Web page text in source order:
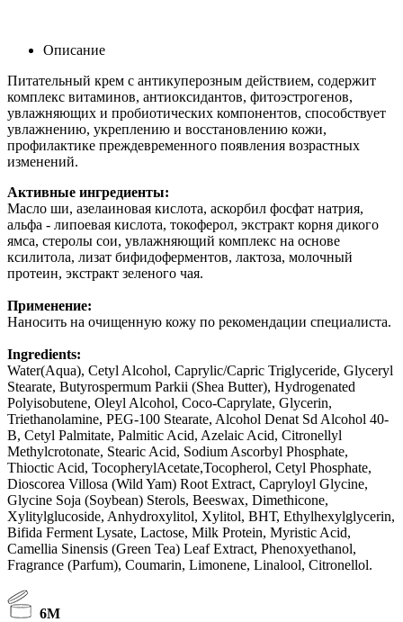
Описание
Питательный крем с антикуперозным действием, содержит
комплекс витаминов, антиоксидантов, фитоэстрогенов,
увлажняющих и пробиотических компонентов, способствует
увлажнению, укреплению и восстановлению кожи,
профилактике преждевременного появления возрастных
изменений.
Активные ингредиенты:
Масло ши, азелаиновая кислота, аскорбил фосфат натрия,
альфа - липоевая кислота, токоферол, экстракт корня дикого
ямса, стеролы сои, увлажняющий комплекс на основе
ксилитола, лизат бифидоферментов, лактоза, молочный
протеин, экстракт зеленого чая.
Применение:
Наносить на очищенную кожу по рекомендации специалиста.
Ingredients:
Water(Aqua), Cetyl Alcohol, Caprylic/Capric Triglyceride, Glyceryl
Stearate, Butyrospermum Parkii (Shea Butter), Hydrogenated
Polyisobutene, Oleyl Alcohol, Coco-Caprylate, Glycerin,
Triethanolamine, PEG-100 Stearate, Alcohol Denat Sd Alcohol 40-
B, Cetyl Palmitate, Palmitic Acid, Azelaic Acid, Citronellyl
Methylcrotonate, Stearic Acid, Sodium Ascorbyl Phosphate,
Thioctic Acid, TocopherylAcetate,Tocopherol, Cetyl Phosphate,
Dioscorea Villosa (Wild Yam) Root Extract, Capryloyl Glycine,
Glycine Soja (Soybean) Sterols, Beeswax, Dimethicone,
Xylitylglucoside, Anhydroxylitol, Xylitol, ВНТ, Ethylhexylglycerin,
Bifida Ferment Lysate, Lactose, Milk Protein, Myristic Acid,
Camellia Sinensis (Green Теа) Leaf Extract, Phenoxyethanol,
Fragrance (Parfum), Coumarin, Limonene, Linalool, Citronellol.
6M